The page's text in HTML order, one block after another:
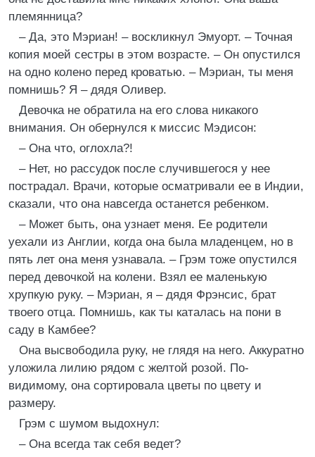
племянница?
– Да, это Мэриан! – воскликнул Эмуорт. – Точная
копия моей сестры в этом возрасте. – Он опустился
на одно колено перед кроватью. – Мэриан, ты меня
помнишь? Я – дядя Оливер.
Девочка не обратила на его слова никакого
внимания. Он обернулся к миссис Мэдисон:
– Она что, оглохла?!
– Нет, но рассудок после случившегося у нее
пострадал. Врачи, которые осматривали ее в Индии,
сказали, что она навсегда останется ребенком.
– Может быть, она узнает меня. Ее родители
уехали из Англии, когда она была младенцем, но в
пять лет она меня узнавала. – Грэм тоже опустился
перед девочкой на колени. Взял ее маленькую
хрупкую руку. – Мэриан, я – дядя Фрэнсис, брат
твоего отца. Помнишь, как ты каталась на пони в
саду в Камбее?
Она высвободила руку, не глядя на него. Аккуратно
уложила лилию рядом с желтой розой. По-
видимому, она сортировала цветы по цвету и
размеру.
Грэм с шумом выдохнул:
– Она всегда так себя ведет?